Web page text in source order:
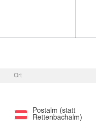
Ort
Postalm (statt
Rettenbachalm)